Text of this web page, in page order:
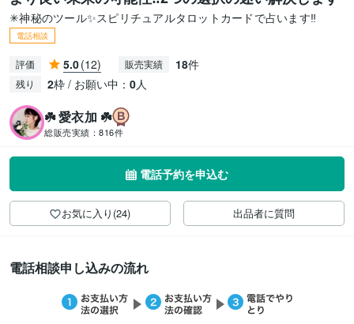
✳神秘のツール✨️スピリチュアルタロットカードで占います‼️
電話相談
評価 5.0(12) 販売実績 18件
残り 2枠 / お願い中： 0人
☘️ 愛衣加 ☘️
総販売実績： 816件
電話予約を申込む
お気に入り(24) 出品者に質問
電話相談申し込みの流れ